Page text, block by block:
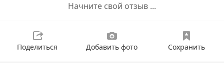
Начните свой отзыв ...
Поделиться Добавить фото Сохранить